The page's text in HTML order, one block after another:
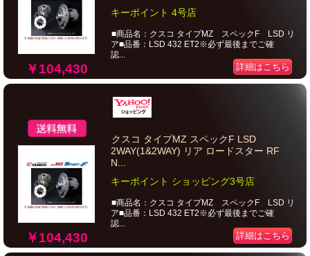
￥104,430
キーポイント 4号店
■商品名：クスコ タイプMZ スペックF LSD リ
ア■品番：LSD 432 ET2※必ず最後までご確
認...
詳細はこちら
￥104,430
クスコ タイプMZ スペックF LSD
2WAY(1&2WAY) リア ロードスター RF
N...
キーポイント ショッピング3号店
■商品名：クスコ タイプMZ スペックF LSD リ
ア■品番：LSD 432 ET2※必ず最後までご確
認...
詳細はこちら